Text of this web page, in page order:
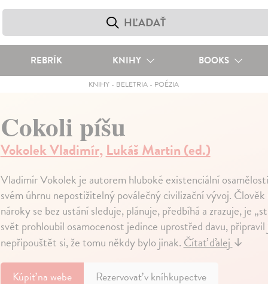
REBRÍK KNIHY BOOKS
KNIHY - BELETRIA - POÉZIA
Cokoli píšu
Vokolek Vladimír,Lukáš Martin (ed.)
Vladimír Vokolek je autorem hluboké existenciální
svém úhrnu nepostižitelný poválečný civilizační vývoj.
nároky se bez ustání sleduje, plánuje, předbíhá a zrazuje, je
svět prohloubil osamocenost jedince uprostřed davu,
nepřipouštět si, že tomu někdy bylo jinak.Čítať ďalej↓
Kúpiťna webe Rezervovať v kníhkupectve